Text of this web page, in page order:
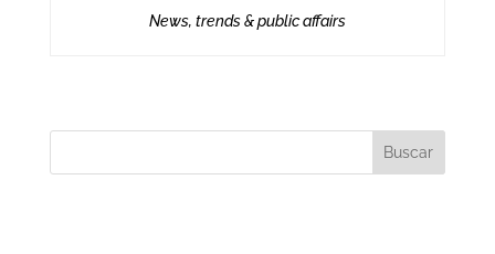
News, trends & public affairs
Buscar